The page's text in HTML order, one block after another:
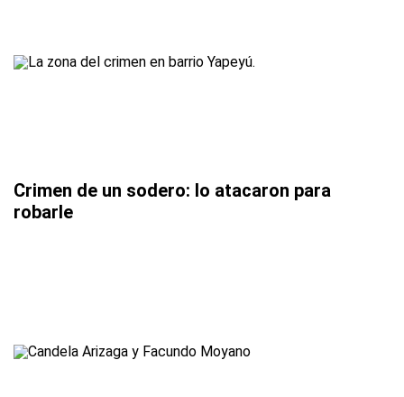
Crimen de un sodero: lo atacaron para
robarle